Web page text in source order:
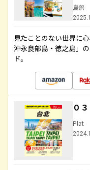
島旅
見たことのない世界に
沖永良部島・徳之島」
ド。
０
Plat